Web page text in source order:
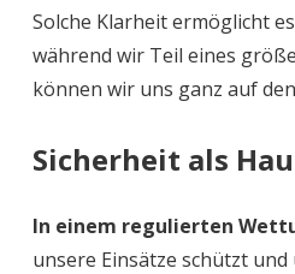
Solche Klarheit ermöglicht
während wir Teil eines
können wir uns ganz auf
Sicherheit als
In einem regulierten
unsere Einsätze schützt